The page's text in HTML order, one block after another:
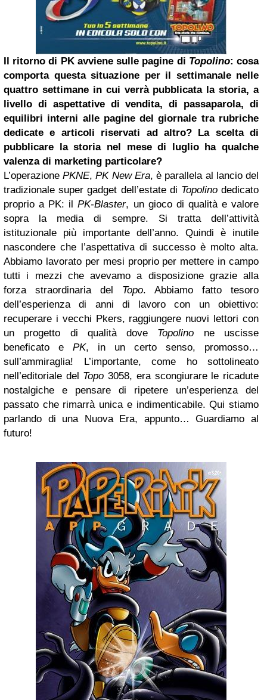
Il ritorno di PK avviene sulle pagine di Topolino: cosa
comporta questa situazione per il settimanale nelle
quattro settimane in cui verrà pubblicata la storia, a
livello di aspettative di vendita, di passaparola, di
equilibri interni alle pagine del giornale tra rubriche
dedicate e articoli riservati ad altro? La scelta di
pubblicare la storia nel mese di luglio ha qualche
valenza di marketing particolare?
L’operazionePKNE,PK New Era, è parallela al lancio del
tradizionale super gadget dell’estate di Topolinodedicato
proprio a PK: ilPK-Blaster, un gioco di qualità e valore
sopra la media di sempre. Si tratta dell’attività
istituzionale più importante dell’anno. Quindi è inutile
nascondere che l’aspettativa di successo è molto alta.
Abbiamo lavorato per mesi proprio per mettere in campo
tutti i mezzi che avevamo a disposizione grazie alla
forza straordinaria del Topo. Abbiamo fatto tesoro
dell’esperienza di anni di lavoro con un obiettivo:
recuperare i vecchi Pkers, raggiungere nuovi lettori con
un progetto di qualità dove Topolino ne uscisse
beneficato e PK, in un certo senso, promosso…
sull’ammiraglia! L’importante, come ho sottolineato
nell’editoriale del Topo 3058, era scongiurare le ricadute
nostalgiche e pensare di ripetere un’esperienza del
passato che rimarrà unica e indimenticabile. Qui stiamo
parlando di una Nuova Era, appunto… Guardiamo al
futuro!